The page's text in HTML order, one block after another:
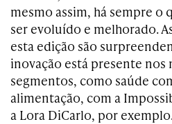
mesmo assim, há sempre o
ser evoluído e melhorado.
esta edição são
inovação está presente nos
segmentos, como saúde
alimentação, com a
a Lora DiCarlo, por